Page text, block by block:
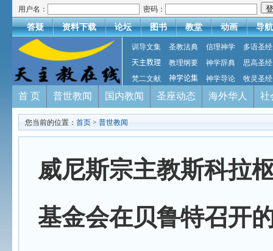
用户名： 密码：
答疑 资料下载 论坛 图书 教堂 动画 导航
训导文集 圣教法典 信理神学
多语圣经
天主教理
教理纲要 神学辞典
思高圣经
梵二文献
神学论集 神学导论 牧灵圣经
首 页 普世教闻 国内教闻 圣座动态 海外华人 社
您当前的位置： 首页 > 普世教闻
威尼斯宗主教斯科拉
基金会在贝鲁特召开